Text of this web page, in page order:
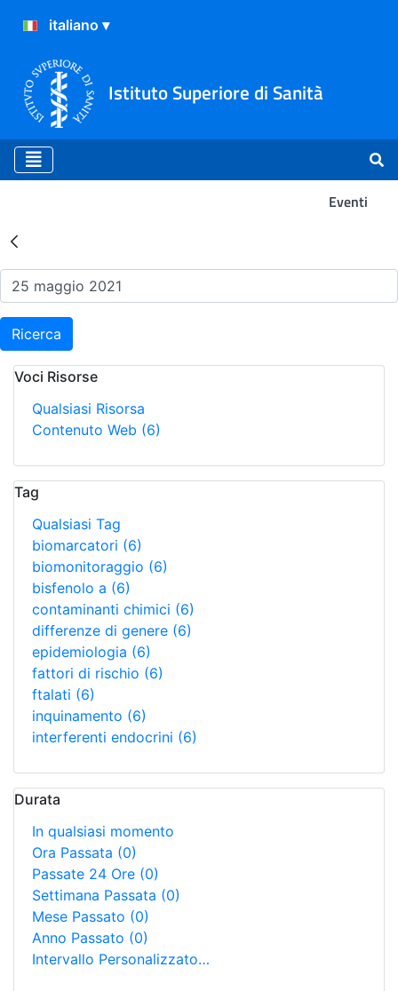
Istituto Superiore di Sanità
Eventi
Risultati della Ricerca -
Ricerca
Voci Risorse
Qualsiasi Risorsa
Contenuto Web (6)
Tag
Qualsiasi Tag
biomarcatori (6)
biomonitoraggio (6)
bisfenolo a (6)
contaminanti chimici (6)
differenze di genere (6)
epidemiologia (6)
fattori di rischio (6)
ftalati (6)
inquinamento (6)
interferenti endocrini (6)
Durata
In qualsiasi momento
Ora Passata (0)
Passate 24 Ore (0)
Settimana Passata (0)
Mese Passato (0)
Anno Passato (0)
Intervallo Personalizzato…